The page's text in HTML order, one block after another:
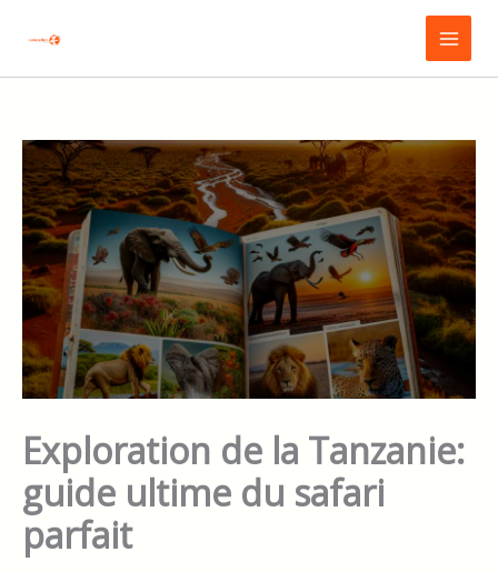
Main
Menu
Exploration de la Tanzanie:
guide ultime du safari
parfait